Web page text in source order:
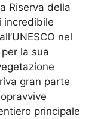
Riserva della
incredibile
nel
la sua
gran parte
principale